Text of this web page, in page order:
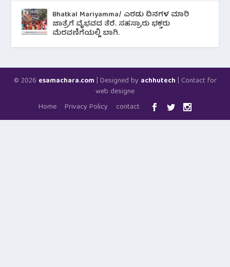
Bhatkal Mariyamma/ ಎರಡು ದಿನಗಳ ಮಾರಿ
ಜಾತ್ರೆಗೆ ವೈಭವದ ತೆರೆ. ಸಹಸ್ರಾರು ಭಕ್ತರು
ಮೆರವಣಿಗೆಯಲ್ಲಿ ಬಾಗಿ.
© 2026 esamachara.com | Designed by achhutech | Contact for
web designe
Home
Privacy Policy contact